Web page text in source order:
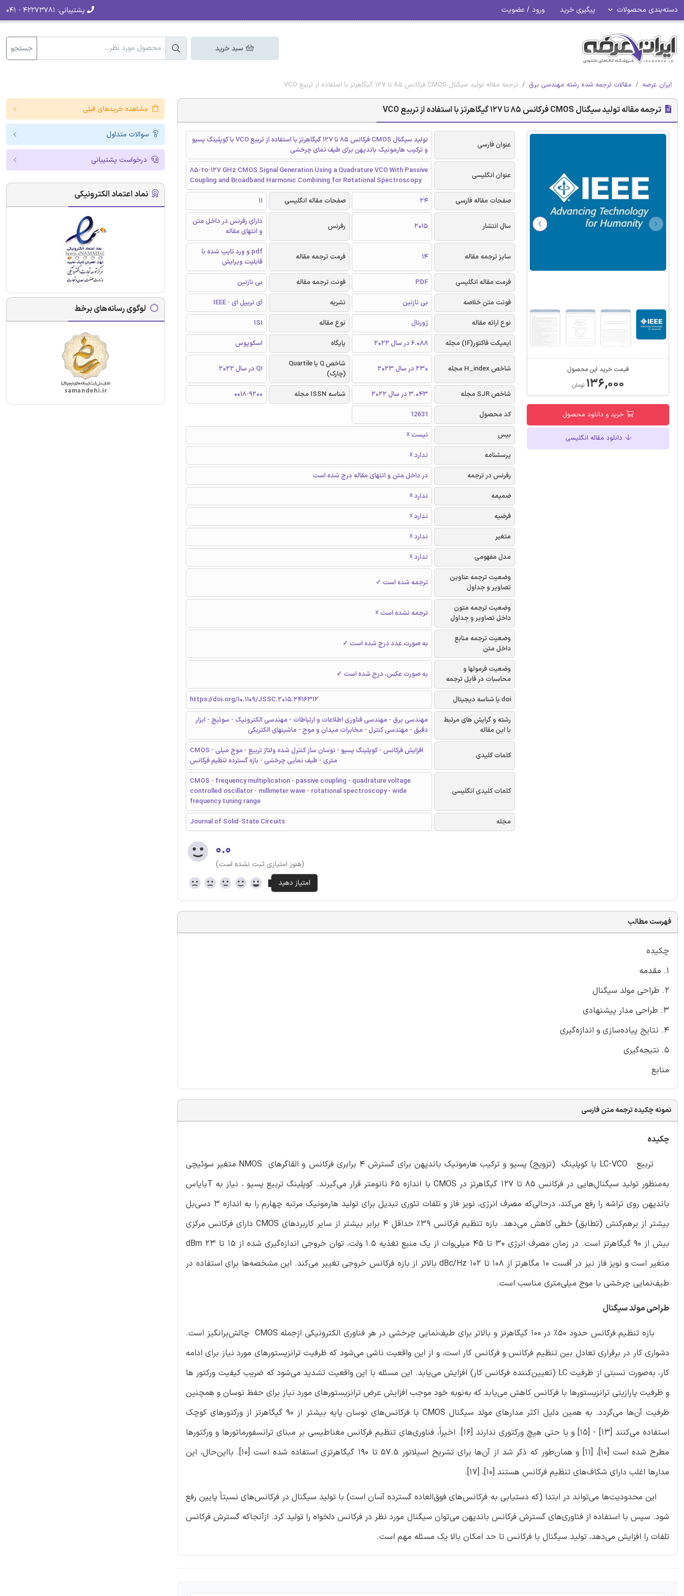
دسته‌بندی محصولات پیگیری خرید ورود / عضویت پشتیبانی:
سبد خرید جستجو
ایران عرضه مقالات ترجمه شده رشته مهندسی برق ترجمه مقاله تولید سیگنال CMOS فرکانس 85 تا 127 گیگاهرتز با استفاده از تربیع VCO
ترجمه مقاله تولید سیگنال CMOS فرکانس 85 تا 127 گیگاهرتز با استفاده از تربیع VCO
قیمت خرید این محصول
۱۳۶,۰۰۰ تومان
خرید و دانلود محصول
دانلود مقاله انگلیسی
عنوان فارسی
تولید سیگنال CMOS فرکانس 85 تا 127 گیگاهرتز با استفاده از تربیع VCO با کوپلینگ پسیو
و ترکیب هارمونیک باندپهن برای طیف نمای چرخشی
عنوان انگلیسی
85-to-127 GHz CMOS Signal Generation Using a Quadrature VCO With Passive
Coupling and Broadband Harmonic Combining for Rotational Spectroscopy
صفحات مقاله فارسی
24 صفحات مقاله انگلیسی 11
سال انتشار 2015 رفرنس
دارای رفرنس در داخل متن
و انتهای مقاله
سایز ترجمه مقاله 14 فرمت ترجمه مقاله
pdf و ورد تایپ شده با
قابلیت ویرایش
فرمت مقاله انگلیسی
PDF فونت ترجمه مقاله
بی نازنین
فونت متن خلاصه
بی نازنین نشریه
آی تریپل ای - IEEE
نوع ارائه مقاله
ژورنال نوع مقاله
ISI
ایمپکت فاکتور(IF) مجله
6.088 در سال 2022 پایگاه اسکوپوس
شاخص H_index مجله 230 در سال 2023
شاخص Q یا Quartile
(چارک)
Q1 در سال 2022
شاخص SJR مجله 3.043 در سال 2022 شناسه ISSN مجله
0018-9200
کد محصول
12631
بیس
نیست ☓
پرسشنامه
ندارد ☓
رفرنس در ترجمه
در داخل متن و انتهای مقاله درج شده است
ضمیمه
ندارد ☓
فرضیه
ندارد ☓
متغیر
ندارد ☓
مدل مفهومی
ندارد ☓
وضعیت ترجمه عناوین
تصاویر و جداول
ترجمه شده است ✓
وضعیت ترجمه متون
داخل تصاویر و جداول
ترجمه نشده است ☓
وضعیت ترجمه منابع
داخل متن
به صورت عدد درج شده است ✓
وضعیت فرمولها و
محاسبات در فایل ترجمه
به صورت عکس، درج شده است ✓
doi یا شناسه دیجیتال
https://doi.org/10.1109/JSSC.2015.2416312
رشته و گرایش های مرتبط
با این مقاله
مهندسی برق - مهندسی فناوری اطلاعات و ارتباطات - مهندسی الکترونیک - سوئیچ - ابزار
دقیق - مهندسی کنترل - مخابرات میدان و موج - ماشینهای الکتریکی
کلمات کلیدی
CMOS - افزایش فرکانس - کوپلینگ پسیو - نوسان ساز کنترل شده ولتاژ تربیع - موج میلی
متری - طیف نمایی چرخشی - بازه گسترده تنظیم فرکانس
کلمات کلیدی انگلیسی
CMOS - frequency multiplication - passive coupling - quadrature voltage
controlled oscillator - millimeter wave - rotational spectroscopy - wide
frequency tuning range
مجله
Journal of Solid-State Circuits
۰.۰
(هنوز امتیازی ثبت نشده است)
فهرست مطالب
چکیده
1. مقدمه
2. طراحی مولد سیگنال
3. طراحی مدار پیشنهادی
4. نتایج پیاده‌سازی و اندازه‌گیری
5. نتیجه‌گیری
منابع
نمونه چکیده ترجمه متن فارسی
چکیده
تربیع LC-VCO با کوپلینگ (تزویج) پسیو و ترکیب هارمونیک باندپهن برای گسترش 4 برابری فرکانس و القاگرهای NMOS متغیر سوئیچی
به‌منظور تولید سیگنال‌هایی در فرکانس 85 تا 127 گیگاهرتز در CMOS با اندازه 65 نانومتر قرار می‌گیرند. کوپلینگ تربیع پسیو ، نیاز به Tبایاس
باندپهن روی تراشه را رفع می‌کند، درحالی‌که مصرف انرژی، نویز فاز و تلفات تئوری تبدیل برای تولید هارمونیک مرتبه چهارم را به اندازه 3 دسی‌بل
بیشتر از برهم‌کنش (تطابق) خطی کاهش می‌دهد. بازه تنظیم فرکانس 39٪ حداقل 4 برابر بیشتر از سایر کاربردهای CMOS دارای فرکانس مرکزی
بیش از 90 گیگاهرتز است. در زمان مصرف انرژی 30 تا 45 میلی‌وات از یک منبع تغذیه 1.5 ولت، توان خروجی اندازه‌گیری شده از 15 تا 23 dBm
متغیر است و نویز فاز نیز در آفست 10 مگاهرتز از 108 تا 102 dBc/Hz بالاتر از بازه فرکانس خروجی تغییر می‌کند. این مشخصه‌ها برای استفاده در
طیف‌نمایی چرخشی با موج میلی‌متری مناسب است.
طراحی مولد سیگنال
بازه تنظیم فرکانس حدود 50% در 100 گیگاهرتز و بالاتر برای طیف‌نمایی چرخشی در هر فناوری الکترونیکی ازجمله CMOS چالش‌برانگیز است.
دشواری کار در برقراری تعادل بین تنظیم فرکانس و فرکانس کار است، و از این واقعیت ناشی می‌شود که ظرفیت ترانزیستورهای مورد نیاز برای ادامه
کار، به‌صورت نسبتی از ظرفیت LC (تعیین‌کننده فرکانس کار) افزایش می‌یابد. این مسئله با این واقعیت تشدید می‌شود که ضریب کیفیت ورکتور ها
و ظرفیت پارازیتی ترانزیستورها با فرکانس کاهش می‌یابد که به‌نوبه خود موجب افزایش عرض ترانزیستورهای مورد نیاز برای حفظ نوسان و همچنین
ظرفیت آن‌ها می‌گردد. به همین دلیل اکثر مدارهای مولد سیگنال CMOS با فرکانس‌های نوسان پایه بیشتر از 90 گیگاهرتز از ورکتورهای کوچک
استفاده می‌کنند [13] - [15] و یا حتی هیچ ورکتوری ندارند [16]. اخیراً، فناوری‌های تنظیم فرکانس مغناطیسی بر مبنای ترانسفورماتورها و ورکتورها
مطرح شده است [10]، [11] و همان‌طور که ذکر شد از آن‌ها برای تشریح اسیلاتور 57.5 تا 190 گیگاهرتزی استفاده شده است [10]. بااین‌حال، این
مدارها اغلب دارای شکاف‌های تنظیم فرکانس هستند [10]، [17].
این محدودیت‌ها می‌تواند در ابتدا (که دستیابی به فرکانس‌های فوق‌العاده گسترده آسان است) با تولید سیگنال در فرکانس‌های نسبتاً پایین رفع
شود. سپس با استفاده از فناوری‌های گسترش فرکانس باندپهن می‌توان سیگنال مورد نظر در فرکانس دلخواه را تولید کرد. ازآنجاکه گسترش فرکانس
تلفات را افزایش می‌دهد، تولید سیگنال با فرکانس تا حد امکان بالا یک مسئله مهم است.
مشاهده خریدهای قبلی
سوالات متداول
درخواست پشتیبانی
نماد اعتماد الکترونیکی
لوگوی رسانه‌های برخط